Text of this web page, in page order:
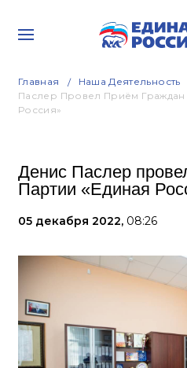
Главная Наша Деятельность
Паслер Провел Приём Граждан
Россия»
Денис Паслер
Партии «Единая
05 декабря 2022, 08:26